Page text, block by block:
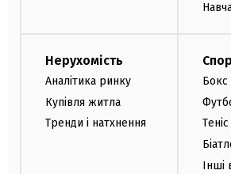
Нерухомість
Аналітика ринку
Купівля житла
Тренди і натхнення
Бокс
Теніс
Інші